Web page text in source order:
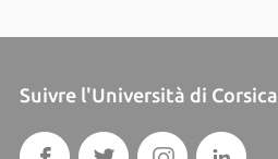
Suivre l'Università di Corsica